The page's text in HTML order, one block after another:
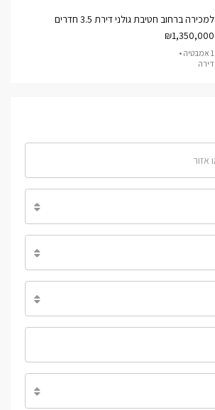
למכירה ברחוב חטיבת גולני דירת 3.5 חדרים
₪1,350,000
1 אמבטיה •
דירה